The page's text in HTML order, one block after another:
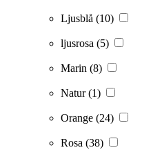
Ljusblå (10)
ljusrosa (5)
Marin (8)
Natur(1)
Orange (24)
Rosa (38)